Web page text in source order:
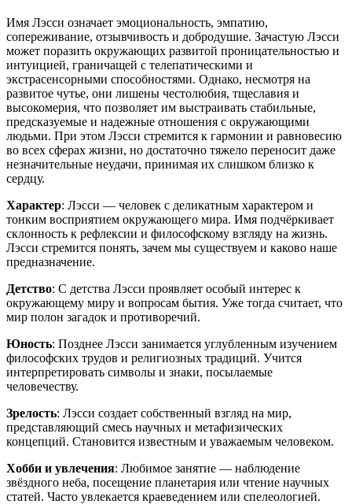
Имя Лэсси означает эмоциональность, эмпатию,
сопереживание, отзывчивость и добродушие. Зачастую Лэсси
может поразить окружающих развитой проницательностью и
интуицией, граничащей с телепатическими и
экстрасенсорными способностями. Однако, несмотря на
развитое чутье, они лишены честолюбия, тщеславия и
высокомерия, что позволяет им выстраивать стабильные,
предсказуемые и надежные отношения с окружающими
людьми. При этом Лэсси стремится к гармонии и равновесию
во всех сферах жизни, но достаточно тяжело переносит даже
незначительные неудачи, принимая их слишком близко к
сердцу.
Характер: Лэсси — человек с деликатным характером и
тонким восприятием окружающего мира. Имя подчёркивает
склонность к рефлексии и философскому взгляду на жизнь.
Лэсси стремится понять, зачем мы существуем и каково наше
предназначение.
Детство: С детства Лэсси проявляет особый интерес к
окружающему миру и вопросам бытия. Уже тогда считает, что
мир полон загадок и противоречий.
Юность: Позднее Лэсси занимается углубленным изучением
философских трудов и религиозных традиций. Учится
интерпретировать символы и знаки, посылаемые
человечеству.
Зрелость: Лэсси создает собственный взгляд на мир,
представляющий смесь научных и метафизических
концепций. Становится известным и уважаемым человеком.
Хобби и увлечения: Любимое занятие — наблюдение
звёздного неба, посещение планетария или чтение научных
статей. Часто увлекается краеведением или спелеологией.